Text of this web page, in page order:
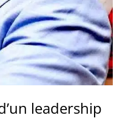
leadership